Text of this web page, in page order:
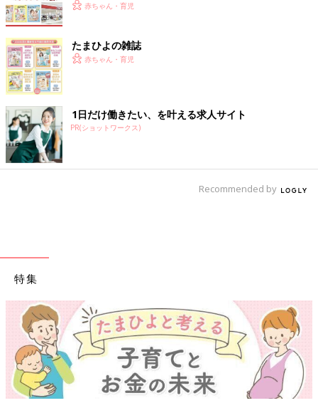
赤ちゃん・育児
たまひよの雑誌
赤ちゃん・育児
1日だけ働きたい、を叶える求人サイト
PR(ショットワークス)
Recommended by
特集